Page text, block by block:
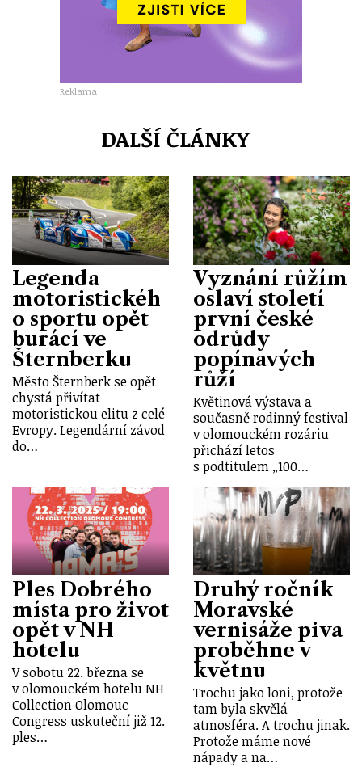
Reklama
DALŠÍ ČLÁNKY
Legenda
motoristickéh
o sportu opět
burácí ve
Šternberku
Město Šternberk se opět
chystá přivítat
motoristickou elitu z celé
Evropy. Legendární závod
do…
Vyznání růžím
oslaví století
první české
odrůdy
popínavých
růží
Květinová výstava a
současně rodinný festival
v olomouckém rozáriu
přichází letos
s podtitulem „100…
Ples Dobrého
místa pro život
opět v NH
hotelu
V sobotu 22. března se
v olomouckém hotelu NH
Collection Olomouc
Congress uskuteční již 12.
ples…
Druhý ročník
Moravské
vernisáže piva
proběhne v
květnu
Trochu jako loni, protože
tam byla skvělá
atmosféra. A trochu jinak.
Protože máme nové
nápady a na…